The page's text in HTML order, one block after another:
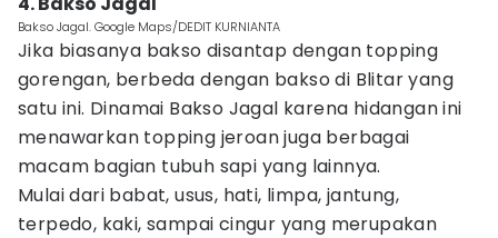
Bakso Jagal. Google Maps/DEDIT KURNIANTA
Jika biasanya bakso disantap dengan topping
gorengan, berbeda dengan bakso di Blitar yang
satu ini. Dinamai Bakso Jagal karena hidangan ini
menawarkan topping jeroan juga berbagai
macam bagian tubuh sapi yang lainnya.
Mulai dari babat, usus, hati, limpa, jantung,
terpedo, kaki, sampai cingur yang merupakan